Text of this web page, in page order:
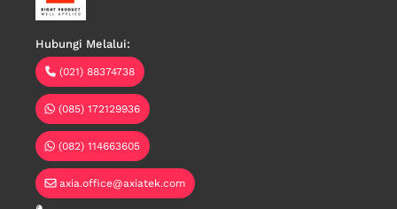
Hubungi Melalui:
(021) 88374738
(085) 172129936
(082) 114663605
axia.office@axiatek.com